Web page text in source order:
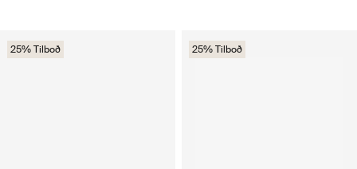
25% Tilboð 25% Tilboð